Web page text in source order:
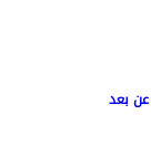
عن بعد